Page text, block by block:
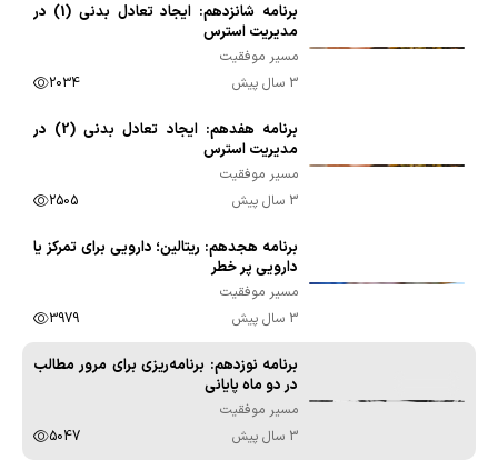
برنامه شانزدهم: ایجاد تعادل بدنی (1) در
مدیریت استرس
مسیر موفقیت
3 سال پیش
2034
برنامه هفدهم: ایجاد تعادل بدنی (2) در
مدیریت استرس
مسیر موفقیت
3 سال پیش
2505
برنامه هجدهم: ریتالین؛ دارویی برای تمرکز یا
دارویی پر خطر
مسیر موفقیت
3 سال پیش
3979
برنامه نوزدهم: برنامه‌ریزی برای مرور مطالب
در دو ماه پایانی
مسیر موفقیت
3 سال پیش
5047